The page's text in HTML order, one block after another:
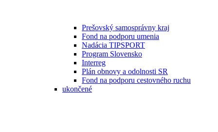
Prešovský samosprávny kraj
Fond na podporu umenia
Nadácia TIPSPORT
Program Slovensko
Interreg
Plán obnovy a odolnosti SR
Fond na podporu cestovného ruchu
ukončené